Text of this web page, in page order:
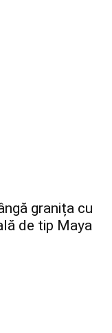
granița cu
de tip Maya